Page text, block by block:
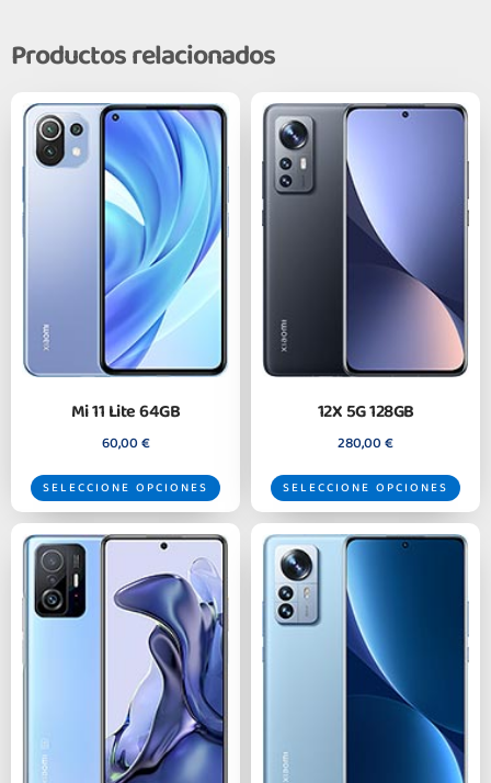
Productos relacionados
Mi 11 Lite 64GB
60,00€
SELECCIONE OPCIONES
12X 5G 128GB
280,00€
SELECCIONE OPCIONES